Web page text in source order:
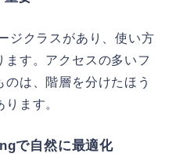
ジクラスがあり、使い方
ます。アクセスの多いフ
のは、階層を分けたほう
ます。
で自然に最適化